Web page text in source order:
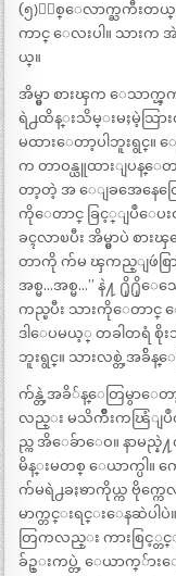
(၅)ႏွစ္ေလာက္ႀကီးတယ္။
ကာင္ ေလးပါ။ သားက
ယ္။
အိမ္မွာ စားၾက ေသာက္ၾ
ရဲ႕ထိန္းသိမ္းမႈမဲ့သြာ
မထားေတာ့ပါဘူးရွင္။ ေန
က တာဝန္ယူထားျပန္ေ
တာ့တဲ့ အ ေျခအေနေတြ
ကိုေတာင္ ခြင့္ျပဳေပ
ခၚလာၿပီး အိမ္မွာပဲ စား
တာကို က်မ ၾကည္ျဖဴစြာ
အစ္မ…အစ္မ…” နဲ႔ ႐ို
ကည္ၿပီး သားကိုေတာင္
ဒါေပမယ့္ တခါတရံ
ဘူးရွင္။ သားလစ္တဲ့အခ်ိ
က်န္တဲ့အခိ်န္ေတြမွာေ
လည္း မသိက်ဳိးကၽြံျပဳထ
ည္က အိေခ်ာေဝ။ နာမည္
မိန္းမတစ္ ေယာက္ပါ။
က်မရဲ႕ခႏၶာကိုယ္က ဗိုက္
မာက္တင္းရင္းေနဆဲပါ
တြကလည္း ကားစြင့္တ
ခ်ဥ္းကပ္တဲ့ ေယာက္်ားေ